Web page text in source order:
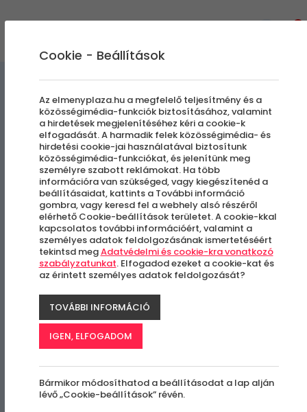
Páros bowlingozás
vacsorával
Budapest, III. kerület
-12%
Cookie - Beállítások
Az elmenyplaza.hu a megfelelő teljesítmény és a
közösségimédia-funkciók biztosításához, valamint
a hirdetések megjelenítéséhez kéri a cookie-k
elfogadását. A harmadik felek közösségimédia- és
hirdetési cookie-jai használatával biztosítunk
közösségimédia-funkciókat, és jelenítünk meg
személyre szabott reklámokat. Ha több
információra van szükséged, vagy kiegészítenéd a
beállításaidat, kattints a További információ
gombra, vagy keresd fel a webhely alsó részéről
elérhető Cookie-beállítások területet. A cookie-kkal
kapcsolatos további információért, valamint a
személyes adatok feldolgozásának ismertetéséért
tekintsd megAdatvédelmi és cookie-kra vonatkozó
szabályzatunkat. Elfogadod ezeket a cookie-kat és
az érintett személyes adatok feldolgozását?
TOVÁBBI INFORMÁCIÓ
IGEN, ELFOGADOM
Bármikor módosíthatod a beállításodat a lap alján
lévő „Cookie-beállítások” révén.